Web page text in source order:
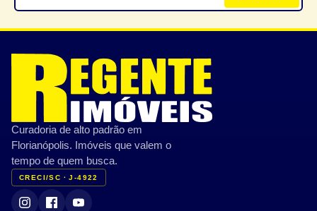
Curadoria de alto padrão em
Florianópolis. Imóveis que valem o
tempo de quem busca.
CRECI/SC · J-4922